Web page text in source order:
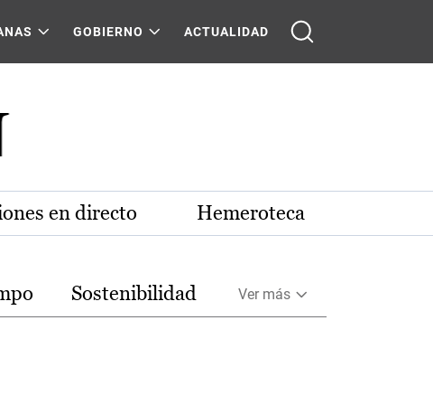
GOBIERNO ACTUALIDAD
en directo Hemeroteca
Sostenibilidad Ver más